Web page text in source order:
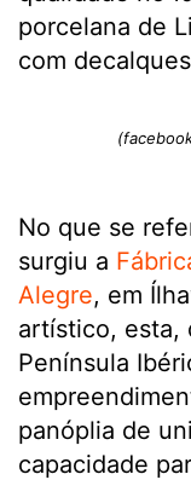
porcelana de
com
No que se
surgiu a
Alegre, em
artístico, esta,
Península
panóplia de
capacidade